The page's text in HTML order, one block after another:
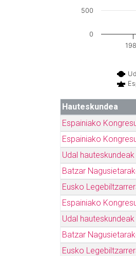
0
500
Hauteskundea
Espainiako
Espainiako
Udal
Batzar
Eusko
Espainiako
Udal
Batzar
Eusko